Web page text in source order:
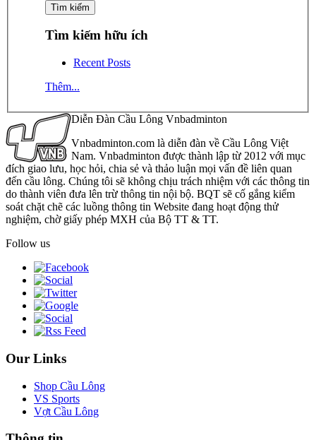
Tìm kiếm hữu ích
Recent Posts
Thêm...
Diễn Đàn Cầu Lông Vnbadminton
Vnbadminton.com là diễn đàn về Cầu Lông Việt
Nam. Vnbadminton được thành lập từ 2012 với mục
đích giao lưu, học hỏi, chia sẻ và thảo luận mọi vấn đề liên quan
đến cầu lông. Chúng tôi sẽ không chịu trách nhiệm với các thông tin
do thành viên đưa lên trừ thông tin nội bộ. BQT sẽ cố gắng kiểm
soát chặt chẽ các luồng thông tin Website đang hoạt động thử
nghiệm, chờ giấy phép MXH của Bộ TT & TT.
Follow us
Our Links
Shop Cầu Lông
VS Sports
Vợt Cầu Lông